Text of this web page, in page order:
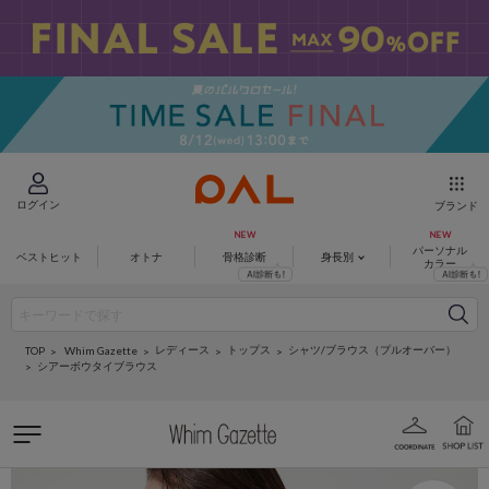
ログイン ブランド
ベストヒット オトナ 骨格診断 身長別
パーソナル
カラー
TOP Whim Gazette レディース トップス
シャツ/ブラウス（プルオーバー）
シアーボウタイブラウス